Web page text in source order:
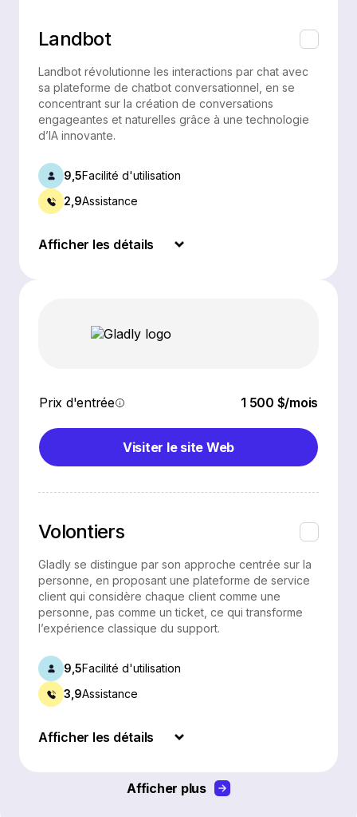
Landbot
Landbot révolutionne les interactions par chat avec
sa plateforme de chatbot conversationnel, en se
concentrant sur la création de conversations
engageantes et naturelles grâce à une technologie
d’IA innovante.
9,5Facilité d'utilisation
2,9Assistance
Afficher les détails
Prix d'entrée 1 500 $/mois
Visiter le site Web
Volontiers
Gladly se distingue par son approche centrée sur la
personne, en proposant une plateforme de service
client qui considère chaque client comme une
personne, pas comme un ticket, ce qui transforme
l’expérience classique du support.
9,5Facilité d'utilisation
3,9Assistance
Afficher les détails
Afficher plus